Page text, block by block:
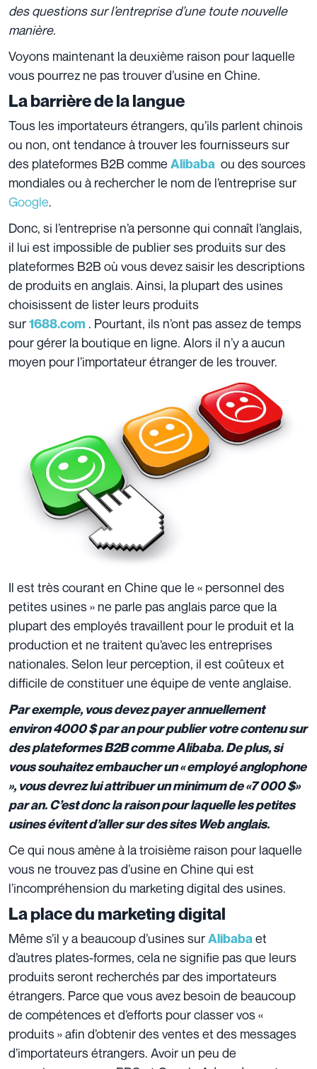
des questions sur l’entreprise d’une toute nouvelle
manière.
Voyons maintenant la deuxième raison pour laquelle
vous pourrez ne pas trouver d’usine en Chine.
La barrière de la langue
Tous les importateurs étrangers, qu’ils parlent chinois
ou non, ont tendance à trouver les fournisseurs sur
des plateformes B2B comme Alibaba ou des sources
mondiales ou à rechercher le nom de l’entreprise sur
Google.
Donc, si l’entreprise n’a personne qui connaît l’anglais,
il lui est impossible de publier ses produits sur des
plateformes B2B où vous devez saisir les descriptions
de produits en anglais. Ainsi, la plupart des usines
choisissent de lister leurs produits
sur1688.com . Pourtant, ils n’ont pas assez de temps
pour gérer la boutique en ligne. Alors il n’y a aucun
moyen pour l’importateur étranger de les trouver.
Il est très courant en Chine que le « personnel des
petites usines » ne parle pas anglais parce que la
plupart des employés travaillent pour le produit et la
production et ne traitent qu’avec les entreprises
nationales. Selon leur perception, il est coûteux et
difficile de constituer une équipe de vente anglaise.
Par exemple, vous devez payer annuellement
environ 4000 $ par an pour publier votre contenu sur
des plateformes B2B comme Alibaba. De plus, si
vous souhaitez embaucher un « employé anglophone
», vous devrez lui attribuer un minimum de «7 000 $»
par an. C’est donc la raison pour laquelle les petites
usines évitent d’aller sur des sites Web anglais.
Ce qui nous amène à la troisième raison pour laquelle
vous ne trouvez pas d’usine en Chine qui est
l’incompréhension du marketing digital des usines.
La place du marketing digital
Même s’il y a beaucoup d’usines surAlibaba et
d’autres plates-formes, cela ne signifie pas que leurs
produits seront recherchés par des importateurs
étrangers. Parce que vous avez besoin de beaucoup
de compétences et d’efforts pour classer vos «
produits » afin d’obtenir des ventes et des messages
d’importateurs étrangers. Avoir un peu de